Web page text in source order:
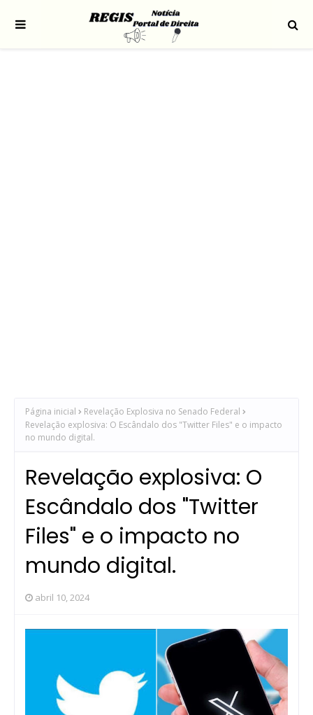
Página inicial
Revelação Explosiva no Senado Federal
Revelação explosiva: O Escândalo dos "Twitter Files" e o impacto
no mundo digital.
Revelação explosiva: O
Escândalo dos "Twitter
Files" e o impacto no
mundo digital.
abril 10, 2024